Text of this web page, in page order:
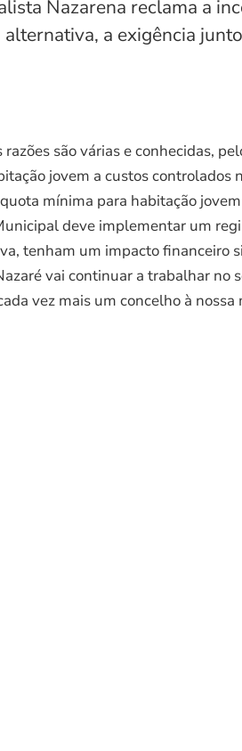
Nazarena reclama a
a exigência
são várias e conhecidas,
jovem a custos controlados
mínima para habitação
deve implementar um
tenham um impacto financeiro
vai continuar a trabalhar no
vez mais um concelho à